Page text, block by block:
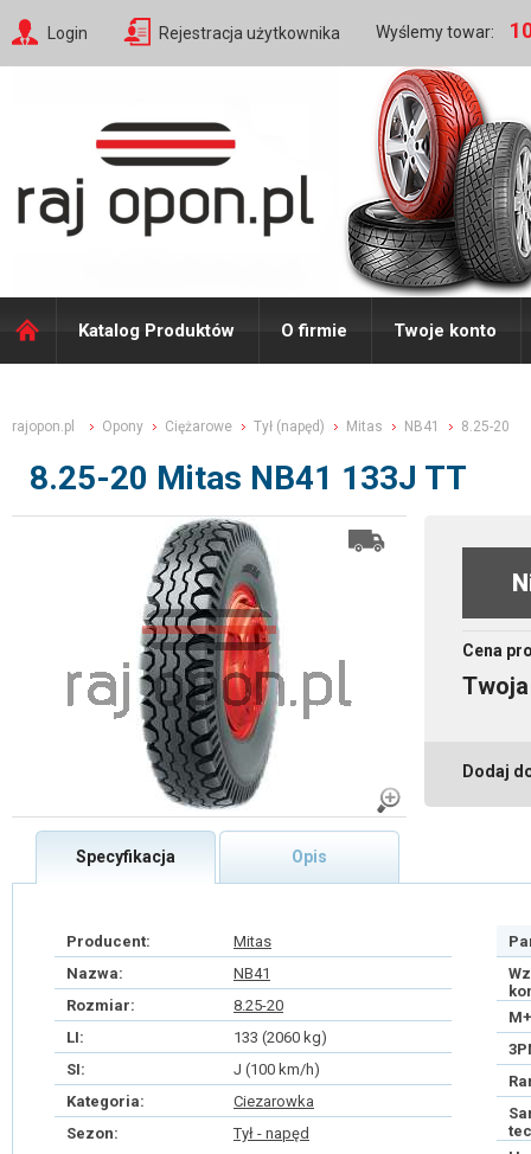
Login Rejestracja użytkownika Wyślemy towar:
Katalog Produktów O firmie Twoje konto
rajopon.pl Opony Ciężarowe Tył (napęd) Mitas NB41 8.25-20
8.25-20 Mitas NB41 133J TT
Cena
Dodaj
Specyfikacja Opis
Producent:
Mitas
Nazwa:
NB41
Rozmiar:
8.25-20
LI:
133 (2060 kg)
SI:
J (100 km/h)
Kategoria:
Ciezarowka
Sezon:
Tył - napęd